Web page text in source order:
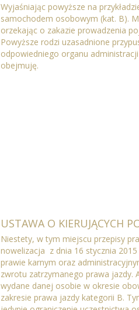
Wyjaśniając powyższe na
samochodem osobowym (kat. B).
orzekając o zakazie prowadzenia
Powyższe rodzi uzasadnione
odpowiedniego organu
obejmuję.
USTAWA O KIERUJĄCYCH
Niestety, w tym miejscu przepisy
nowelizacja z dnia 16 stycznia
prawie karnym oraz
zwrotu zatrzymanego prawa jazdy.
wydane danej osobie w okresie
zakresie prawa jazdy kategorii B.